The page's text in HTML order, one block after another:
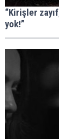
“Kirişler
yok!”